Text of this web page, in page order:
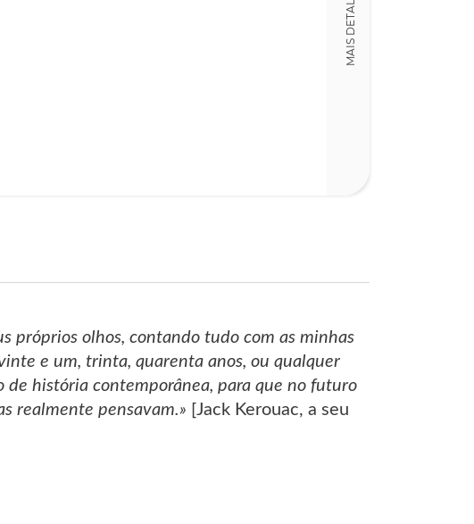
MAIS DETALHES
próprios olhos, contando tudo com as minhas
e um, trinta, quarenta anos, ou qualquer
história contemporânea, para que no futuro
realmente pensavam.» [Jack Kerouac, a seu